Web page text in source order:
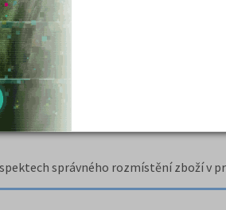
správného rozmístění zboží v